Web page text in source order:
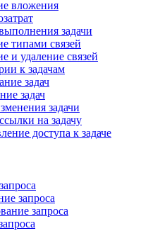
вложения
задачи
типами связей
и удаление связей
к задачам
задач
задач
задачи
на задачу
доступа к задаче
запроса
запроса